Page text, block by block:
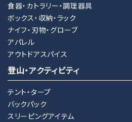
食器・カトラリー・調理器具
ボックス・収納・ラック
ナイフ・刃物・グローブ
アパレル
アウトドアスパイス
登山・アクティビティ
テント・タープ
バックパック
スリーピングアイテム